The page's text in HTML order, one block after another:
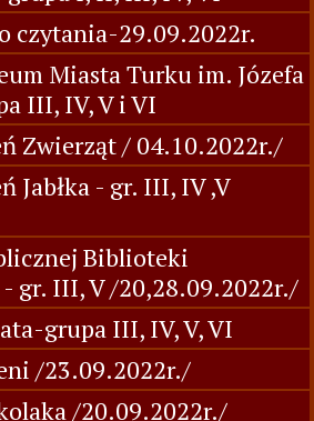
czytania-29.09.2022r.
Miasta Turku im. Józefa
III, IV, V i VI
Zwierząt / 04.10.2022r./
Jabłka - gr. III, IV ,V
Biblioteki
gr. III, V /20,28.09.2022r./
grupa III, IV, V, VI
/23.09.2022r./
/20.09.2022r./